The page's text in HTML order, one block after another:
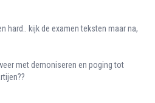
hard.. kijk de examen teksten maar na,
met demoniseren en poging tot